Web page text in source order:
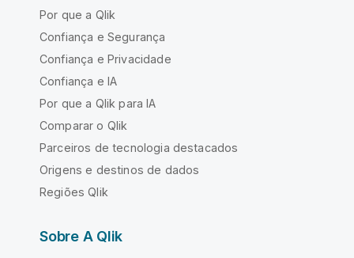
Por que a Qlik
Confiança e Segurança
Confiança e Privacidade
Confiança e IA
Por que a Qlik para IA
Comparar o Qlik
Parceiros de tecnologia destacados
Origens e destinos de dados
Regiões Qlik
Sobre A Qlik